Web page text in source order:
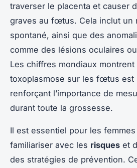
traverser le placenta et causer
graves au fœtus. Cela inclut un
spontané, ainsi que des
comme des lésions oculaires
Les chiffres mondiaux montrent
toxoplasmose sur les fœtus est
renforçant l’importance de
durant toute la grossesse.
Il est essentiel pour les
familiariser avec les risques et
des stratégies de prévention.